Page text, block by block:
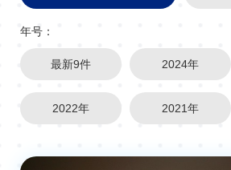
年号：
最新9件 2024年
2022年 2021年